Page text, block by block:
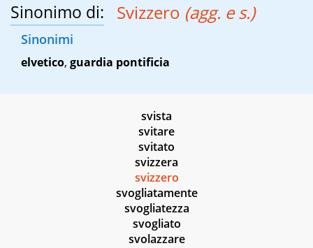
Sinonimo di: Svizzero (agg. e s.)
Sinonimi
elvetico, guardia pontificia
svista
svitare
svitato
svizzera
svizzero
svogliatamente
svogliatezza
svogliato
svolazzare